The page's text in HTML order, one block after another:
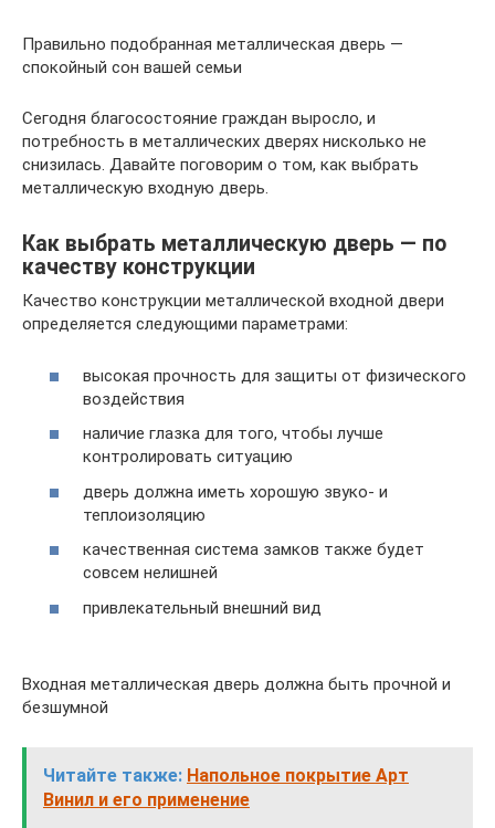
Правильно подобранная металлическая дверь —
спокойный сон вашей семьи
Сегодня благосостояние граждан выросло, и
потребность в металлических дверях нисколько не
снизилась. Давайте поговорим о том, как выбрать
металлическую входную дверь.
Как выбрать металлическую дверь — по
качеству конструкции
Качество конструкции металлической входной двери
определяется следующими параметрами:
высокая прочность для защиты от физического
воздействия
наличие глазка для того, чтобы лучше
контролировать ситуацию
дверь должна иметь хорошую звуко- и
теплоизоляцию
качественная система замков также будет
совсем нелишней
привлекательный внешний вид
Входная металлическая дверь должна быть прочной и
безшумной
Читайте также: Напольное покрытие Арт
Винил и его применение